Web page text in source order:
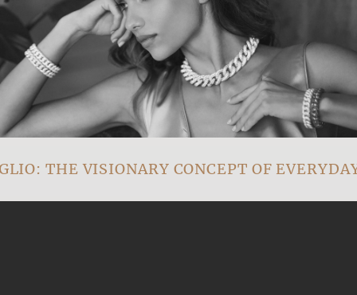
THE VISIONARY CONCEPT OF EVERYDAY